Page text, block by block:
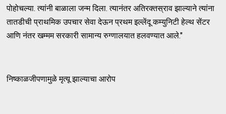
पोहोचल्या. त्यांनी बाळाला जन्म दिला. त्यानंतर अतिरक्तस्राव झाल्याने त्यांना
तातडीची प्राथमिक उपचार सेवा देऊन प्रथम इल्लेंदू कम्युनिटी हेल्थ सेंटर
आणि नंतर खम्मम सरकारी सामान्य रुग्णालयात हलवण्यात आले."
निष्काळजीपणामुळे मृत्यू झाल्याचा आरोप